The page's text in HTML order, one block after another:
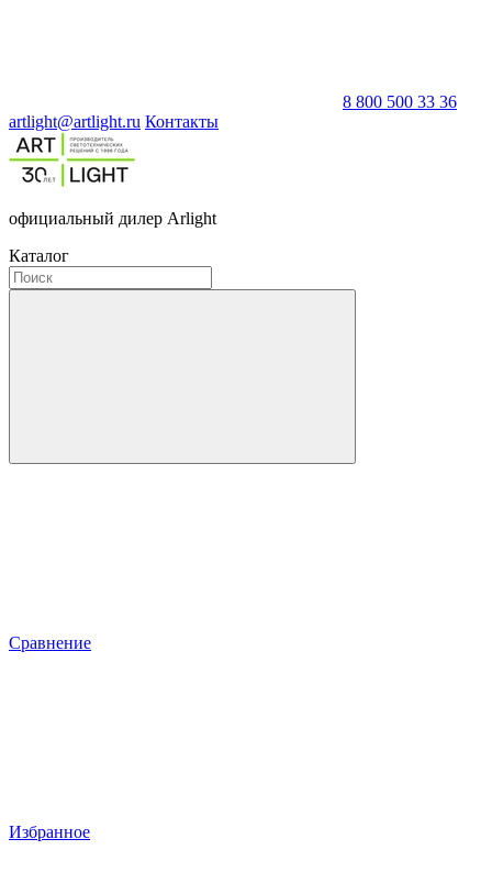
8 800 500 33 36
artlight@artlight.ru Контакты
официальный дилер Arlight
Каталог
Сравнение
Избранное